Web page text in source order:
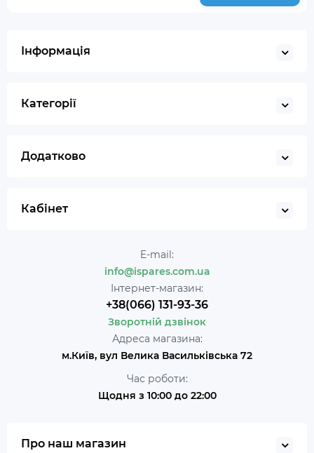
Інформація
Категорії
Додатково
Кабінет
E-mail:
info@ispares.com.ua
Інтернет-магазин:
+38(066) 131-93-36
Зворотній дзвінок
Адреса магазина:
м.Київ, вул Велика Васильківська 72
Час роботи:
Щодня з 10:00 до 22:00
Про наш магазин